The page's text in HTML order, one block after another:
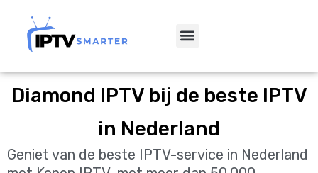
Diamond IPTV bij de beste IPTV
in Nederland
Geniet van de beste IPTV-service in Nederland